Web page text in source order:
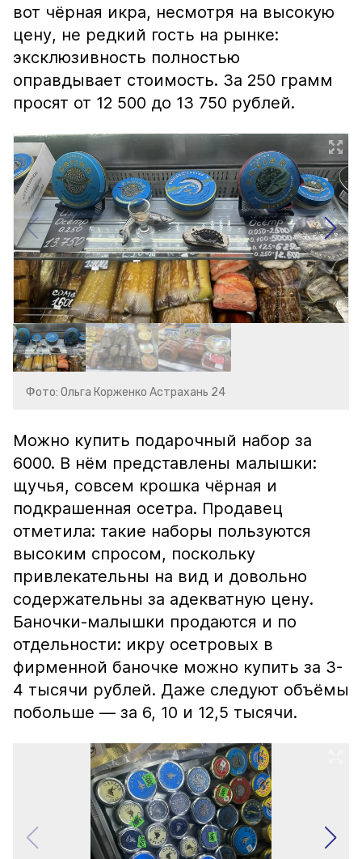
вот чёрная икра, несмотря на высокую
цену, не редкий гость на рынке:
эксклюзивность полностью
оправдывает стоимость. За 250 грамм
просят от 12 500 до 13 750 рублей.
Фото: Ольга Корженко Астрахань 24
Можно купить подарочный набор за
6000. В нём представлены малышки:
щучья, совсем крошка чёрная и
подкрашенная осетра. Продавец
отметила: такие наборы пользуются
высоким спросом, поскольку
привлекательны на вид и довольно
содержательны за адекватную цену.
Баночки-малышки продаются и по
отдельности: икру осетровых в
фирменной баночке можно купить за 3-
4 тысячи рублей. Даже следуют объёмы
побольше — за 6, 10 и 12,5 тысячи.